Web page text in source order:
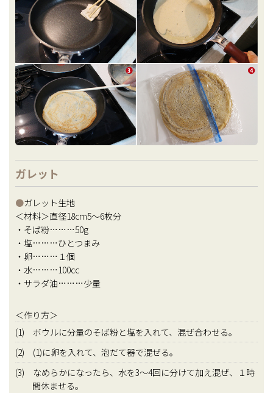
ガレット
●ガレット生地
＜材料＞直径18cm5～6枚分
・そば粉………50g
・塩………ひとつまみ
・卵………１個
・水………100cc
・サラダ油………少量
＜作り方＞
(1) ボウルに分量のそば粉と塩を入れて、混ぜ合わせる。
(2) (1)に卵を入れて、泡だて器で混ぜる。
(3) なめらかになったら、水を3～4回に分けて加え混ぜ、１時
間休ませる。